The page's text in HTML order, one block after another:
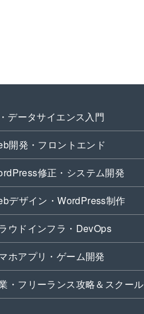
データサイエンス入門
開発・フロントエンド
修正・システム開発
デザイン・WordPress制作
ウドインフラ・DevOps
ホアプリ・ゲーム開発
・フリーランス攻略＆スクール